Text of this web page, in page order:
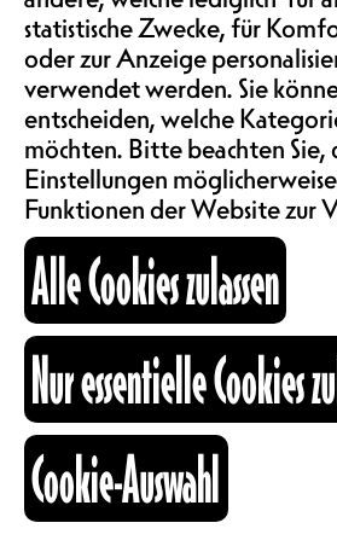
ABOS &
SUCHE
fb
+41 26 322 57
Das Nouveau Monde
mitten im
Freiburg im
Gebäude des Alten
weit mehr als nur ein
Veranstaltungsort. Es
kreativer und
Treffpunkt, bei
Ideen gedeihen, sei
Tasse Kaffee tagsdurch
fesselnden kulturellen
Abend. Mit drei Bars,
Restaurant, einem
und polyvalenten
das Nouveau Monde
von Möglichkeiten für
und
statistische Zwecke, für
oder zur Anzeige
verwendet werden. Sie
entscheiden, welche
möchten. Bitte beachten Sie,
Einstellungen
Funktionen der Website zur
Alle Cookies zulassen
Nur essentielle Cookies
Cookie-Auswahl